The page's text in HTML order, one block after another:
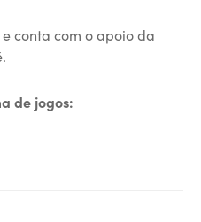
conta com o apoio da
de jogos: